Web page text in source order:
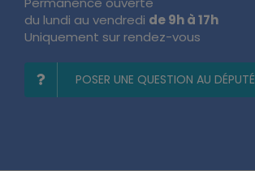
du lundi au vendredi de 9h à 17h
Uniquement sur rendez-vous
POSER UNE QUESTION AU DÉPUTÉ